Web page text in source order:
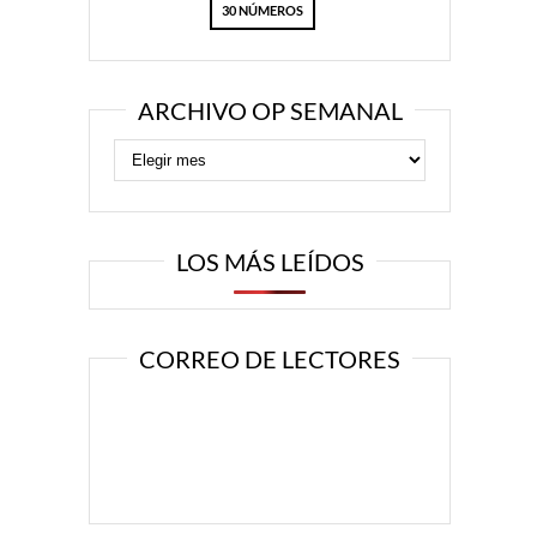
30 NÚMEROS
ARCHIVO OP SEMANAL
LOS MÁS LEÍDOS
CORREO DE LECTORES